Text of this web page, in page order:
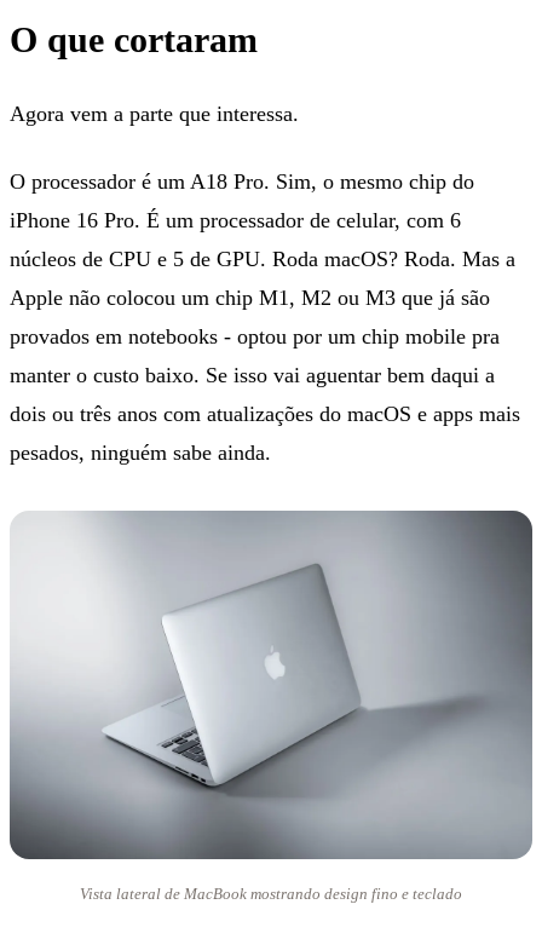
O que cortaram
Agora vem a parte que interessa.
O processador é um A18 Pro. Sim, o mesmo chip do
iPhone 16 Pro. É um processador de celular, com 6
núcleos de CPU e 5 de GPU. Roda macOS? Roda. Mas a
Apple não colocou um chip M1, M2 ou M3 que já são
provados em notebooks - optou por um chip mobile pra
manter o custo baixo. Se isso vai aguentar bem daqui a
dois ou três anos com atualizações do macOS e apps mais
pesados, ninguém sabe ainda.
Vista lateral de MacBook mostrando design fino e teclado